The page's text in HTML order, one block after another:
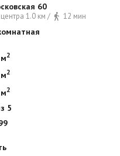
60
1.0 км / 12 мин
2
2
2
5